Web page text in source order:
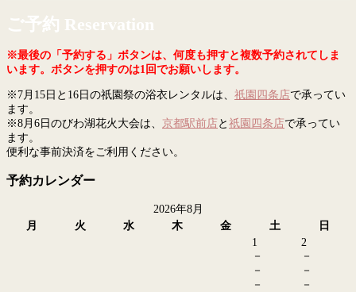
ご予約 Reservation
※最後の「予約する」ボタンは、何度も押すと複数予約されてしま
います。ボタンを押すのは1回でお願いします。
※7月15日と16日の祇園祭の浴衣レンタルは、 祇園四条店で承ってい
ます。
※8月6日のびわ湖花火大会は、 京都駅前店 と 祇園四条店で承ってい
ます。
便利な事前決済をご利用ください。
予約カレンダー
2026年8月
月
火 水 木 金 土
日
1
－
－
－
2
－
－
－